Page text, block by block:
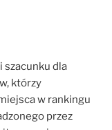
szacunku dla
którzy
w rankingu
przez